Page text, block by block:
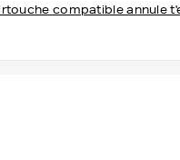
compatible annule